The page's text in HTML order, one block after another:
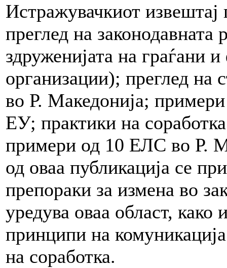
Истражувачкиот
преглед на законодавната
здруженијата на граѓани
организации); преглед на
во Р. Македонија;
ЕУ; практики на
примери од 10 ЕЛС во Р.
од оваа публикација се
препораки за измена во
уредува оваа област, како
принципи на
на соработка.